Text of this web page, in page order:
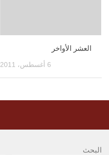
العشر الأواخر
6 أغسطس، 2011
البحث